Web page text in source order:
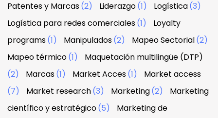
Patentes y Marcas(2) Liderazgo(1) Logística(3)
Logística para redes comerciales(1)
Loyalty
programs(1) Manipulados(2) Mapeo Sectorial(2)
Mapeo térmico(1)
Maquetación multilingüe (DTP)
(2)
Marcas(1) Market Acces(1)
Market access
(7)
Market research(3) Marketing(2)
Marketing
científico y estratégico(5)
Marketing de